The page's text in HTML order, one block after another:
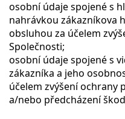
osobní údaje spojené s
nahrávkou zákazníkova
obsluhou za účelem
Společnosti;
osobní údaje spojené s
zákazníka a jeho
účelem zvýšení ochrany
a/nebo předcházení